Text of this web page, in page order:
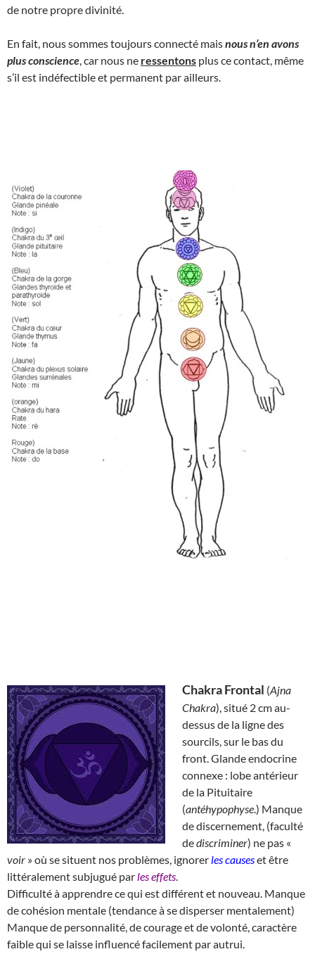
de notre propre divinité.
En fait, nous sommes toujours connecté maisnous n’en avons
plus conscience , car nous ne ressentons plus ce contact, même
s’il est indéfectible et permanent par ailleurs.
Chakra Frontal (Ajna
Chakra), situé 2 cm au-
dessus de la ligne des
sourcils, sur le bas du
front. Glande endocrine
connexe : lobe antérieur
de la Pituitaire
(antéhypophyse.) Manque
de discernement, (faculté
dediscriminer) ne pas «
voir » où se situent nos problèmes, ignorer les causeset être
littéralement subjugué par les effets
Difficulté à apprendre ce qui est différent et nouveau. Manque
de cohésion mentale (tendance à se disperser mentalement)
Manque de personnalité, de courage et de volonté, caractère
faible qui se laisse influencé facilement par autrui.